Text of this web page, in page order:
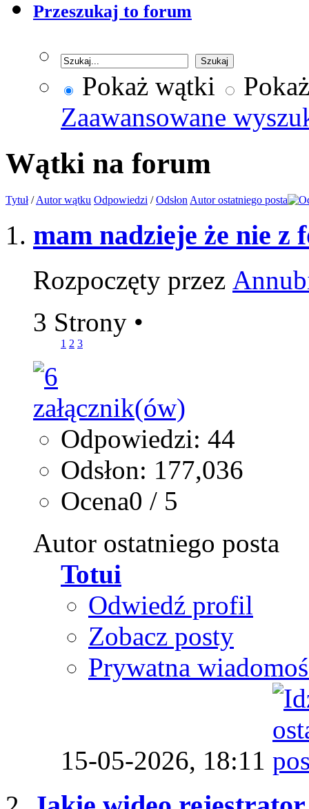
Przeszukaj to forum
Pokaż wątki
Zaawansowane
Wątki na forum
Tytuł/Autor wątku Odpowiedzi /Odsłon Autor ostatniego posta
mam nadzieje że nie z
Rozpoczęty przez
3 Strony •
1 2 3
Odpowiedzi: 44
Odsłon: 177,036
Ocena0 / 5
Autor ostatniego posta
Totui
Odwiedź profil
Zobacz posty
Prywatna
15-05-2026, 18:11